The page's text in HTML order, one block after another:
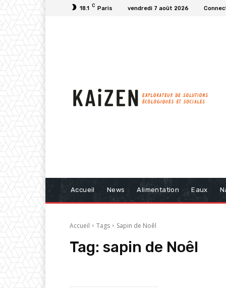
18.1 C Paris vendredi 7 août 2026
Accueil News Alimentation Eaux
Accueil Tags Sapin de Noêl
Tag: sapin de Noêl